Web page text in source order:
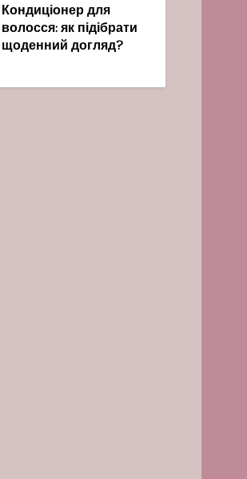
Кондиціонер для
волосся: як підібрати
щоденний догляд?